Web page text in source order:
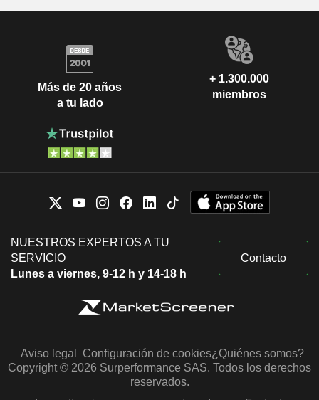
Más de 20 años
a tu lado
+ 1.300.000
miembros
NUESTROS EXPERTOS A TU
SERVICIO
Lunes a viernes, 9-12 h y 14-18 h
Contacto
Aviso legal Configuración de cookies¿Quiénes somos?
Copyright © 2026 Surperformance SAS. Todos los derechos
reservados.